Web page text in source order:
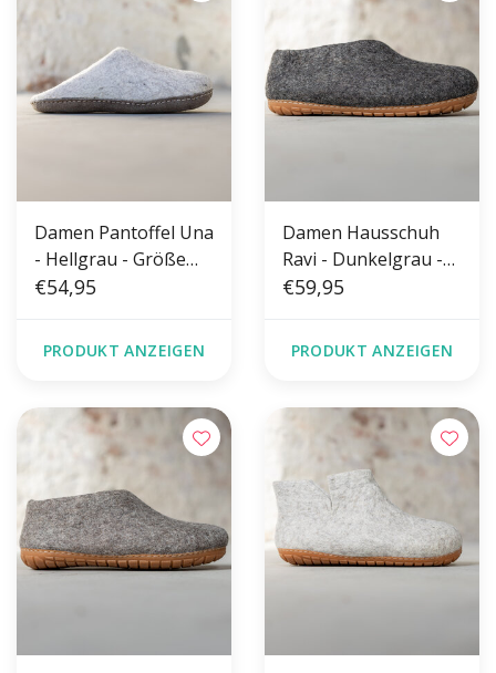
Damen Pantoffel Una
- Hellgrau - Größe
36-41 - Weiche Sohle
€54,95
PRODUKT ANZEIGEN
Damen Hausschuh
Ravi - Dunkelgrau -
Größe 36-41 - Harte
€59,95
PRODUKT ANZEIGEN